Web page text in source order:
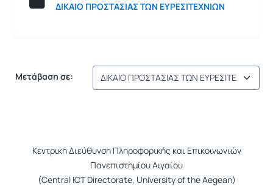
ΔΙΚΑΙΟ ΠΡΟΣΤΑΣΙΑΣ ΤΩΝ ΕΥΡΕΣΙΤΕΧΝΙΩΝ
Μετάβαση σε:
Κεντρική Διεύθυνση Πληροφορικής και Επικοινωνιών
Πανεπιστημίου Αιγαίου
(Central ICT Directorate, University of the Aegean)